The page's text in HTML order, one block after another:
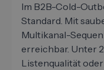
Im B2B-Cold-
Standard. Mit
Multikanal-
erreichbar. Unter
Listenqualität